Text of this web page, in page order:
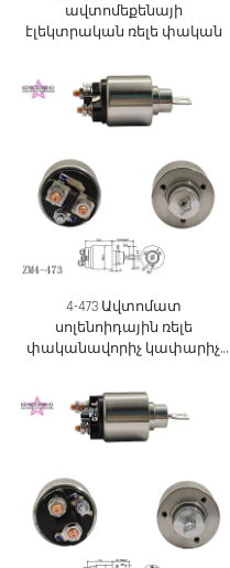
ավտոմեքենայի
էլեկտրական ռելե փական
4-473 Ավտոմատ
սոլենոիդային ռելե
փականավորիչ կափարիչ